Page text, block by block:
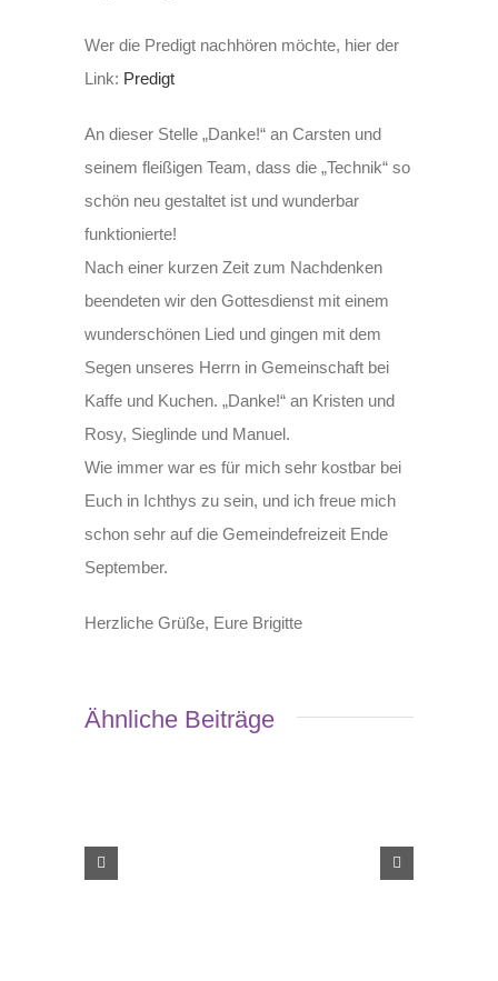
Wer die Predigt nachhören möchte, hier der
Link: Predigt
An dieser Stelle „Danke!“ an Carsten und
seinem fleißigen Team, dass die „Technik“ so
schön neu gestaltet ist und wunderbar
funktionierte!
Nach einer kurzen Zeit zum Nachdenken
beendeten wir den Gottesdienst mit einem
wunderschönen Lied und gingen mit dem
Segen unseres Herrn in Gemeinschaft bei
Kaffe und Kuchen. „Danke!“ an Kristen und
Rosy, Sieglinde und Manuel.
Wie immer war es für mich sehr kostbar bei
Euch in Ichthys zu sein, und ich freue mich
schon sehr auf die Gemeindefreizeit Ende
September.
Herzliche Grüße, Eure Brigitte
Ähnliche Beiträge